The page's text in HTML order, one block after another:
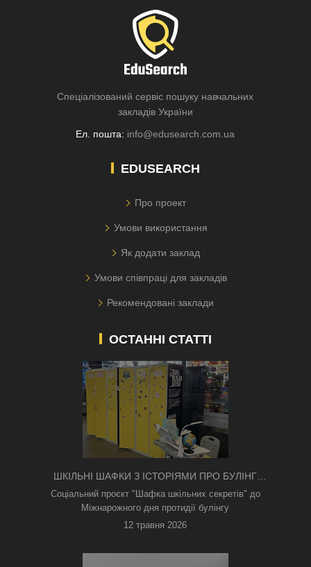
Спеціалізований сервіс пошуку навчальних
закладів України
Ел. пошта: info@edusearch.com.ua
EDUSEARCH
Про проект
Умови використання
Як додати заклад
Умови співпраці для закладів
Рекомендовані заклади
ОСТАННІ СТАТТІ
ШКІЛЬНІ ШАФКИ З ІСТОРІЯМИ ПРО БУЛІНГ
З'ЯВИЛИСЯ В КИЄВІ
Соціальний проєкт "Шафка шкільних секретів" до
Міжнарожного дня протидії булінгу
12 травня 2026